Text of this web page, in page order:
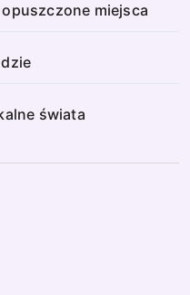
miejsca
świata